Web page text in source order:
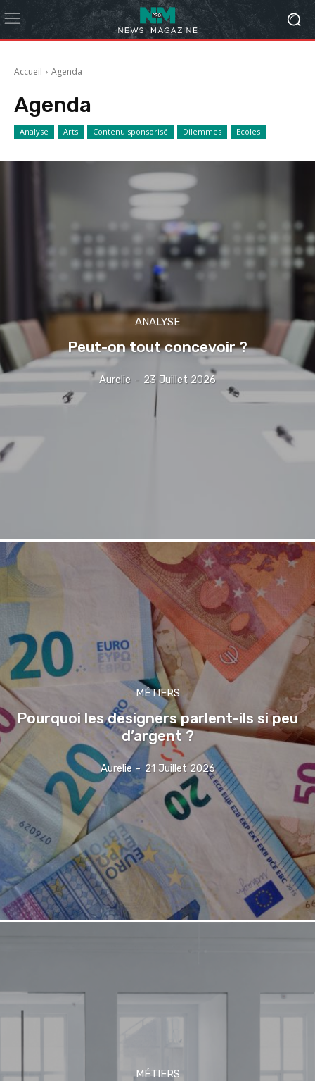
Accueil Agenda
Agenda
Analyse Arts Contenu sponsorisé Dilemmes Ecoles
ANALYSE
Peut-on tout concevoir ?
Aurelie - 23 Juillet 2026
MÉTIERS
Pourquoi les designers parlent-ils si peu
d’argent ?
Aurelie - 21 Juillet 2026
MÉTIERS